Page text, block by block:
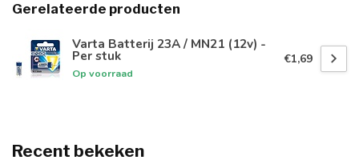
Gerelateerde producten
Varta Batterij 23A / MN21 (12v) -
Per stuk
Op voorraad
€1,69
Recent bekeken